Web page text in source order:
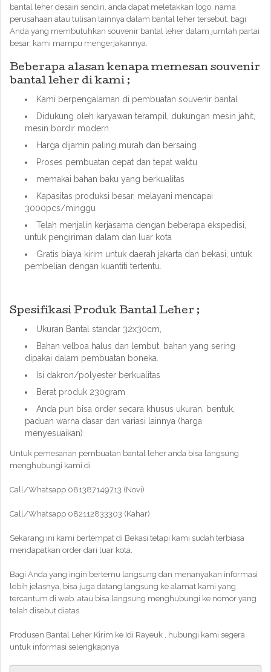
bantal leher desain sendiri, anda dapat meletakkan logo, nama
perusahaan atau tulisan lainnya dalam bantal leher tersebut. bagi
Anda yang membutuhkan souvenir bantal leher dalam jumlah partai
besar, kami mampu mengerjakannya.
Beberapa alasan kenapa memesan souvenir
bantal leher di kami ;
Kami berpengalaman di pembuatan souvenir bantal
Didukung oleh karyawan terampil, dukungan mesin jahit,
mesin bordir modern
Harga dijamin paling murah dan bersaing
Proses pembuatan cepat dan tepat waktu
memakai bahan baku yang berkualitas
Kapasitas produksi besar, melayani mencapai
3000pcs/minggu
Telah menjalin kerjasama dengan beberapa ekspedisi,
untuk pengiriman dalam dan luar kota
Gratis biaya kirim untuk daerah jakarta dan bekasi, untuk
pembelian dengan kuantiti tertentu.
Spesifikasi Produk Bantal Leher ;
Ukuran Bantal standar 32x30cm,
Bahan velboa halus dan lembut. bahan yang sering
dipakai dalam pembuatan boneka.
Isi dakron/polyester berkualitas
Berat produk 230gram
Anda pun bisa order secara khusus ukuran, bentuk,
paduan warna dasar dan variasi lainnya (harga
menyesuaikan)
Untuk pemesanan pembuatan bantal leher anda bisa langsung
menghubungi kami di
Call/Whatsapp 081387149713 (Novi)
Call/Whatsapp 082112833303 (Kahar)
Sekarang ini kami bertempat di Bekasi tetapi kami sudah terbiasa
mendapatkan order dari luar kota.
Bagi Anda yang ingin bertemu langsung dan menanyakan informasi
lebih jelasnya, bisa juga datang langsung ke alamat kami yang
tercantum di web. atau bisa langsung menghubungi ke nomor yang
telah disebut diatas.
Produsen Bantal Leher Kirim ke Idi Rayeuk , hubungi kami segera
untuk informasi selengkapnya